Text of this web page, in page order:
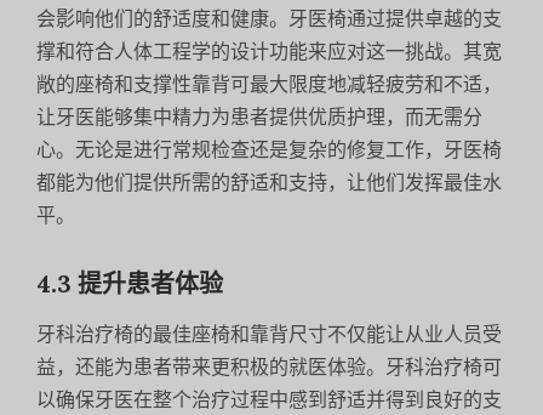
会影响他们的舒适度和健康。牙医椅通过提供卓越的支
撑和符合人体工程学的设计功能来应对这一挑战。其宽
敞的座椅和支撑性靠背可最大限度地减轻疲劳和不适，
让牙医能够集中精力为患者提供优质护理，而无需分
心。无论是进行常规检查还是复杂的修复工作，牙医椅
都能为他们提供所需的舒适和支持，让他们发挥最佳水
平。
4.3 提升患者体验
牙科治疗椅的最佳座椅和靠背尺寸不仅能让从业人员受
益，还能为患者带来更积极的就医体验。牙科治疗椅可
以确保牙医在整个治疗过程中感到舒适并得到良好的支